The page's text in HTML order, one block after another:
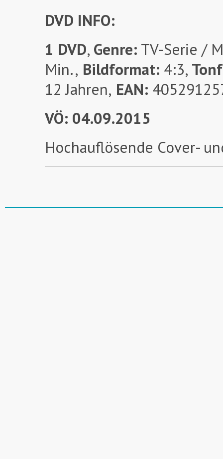
DVD INFO:
1 DVD, Genre: TV-Serie /
Min., Bildformat: 4:3,
12 Jahren, EAN:
VÖ: 04.09.2015
Hochauflösende Cover-